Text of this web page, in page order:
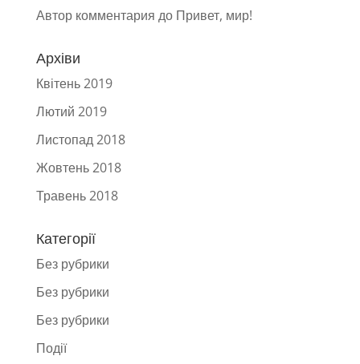
Автор комментария до Привет, мир!
Архіви
Квітень 2019
Лютий 2019
Листопад 2018
Жовтень 2018
Травень 2018
Категорії
Без рубрики
Без рубрики
Без рубрики
Події